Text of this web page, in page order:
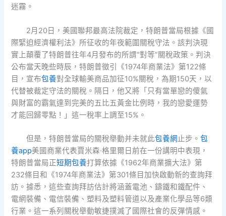
迷霧。
2月20日，美國聯邦最高法院裁定，特朗普當局根據《國
際緊迫經濟權利法》所征收的年夜範圍關稅守法。該判決現
實上顛覆了特朗普往年4月發布的所謂“對等”關稅政策。判決
公布當天晚些時辰，特朗普徵引《1974年商業法》第122條
目，宣布包養對全球輸美商品加征10%關稅，為期150天，以
代替被裁定守法的關稅。隔日，他又將「只有當單戀的傻氣
與財富的霸氣達到完美的五比五黃金比例時，我的戀愛運勢
才能回歸零點！」這一稅率上調至15%。
但是，特朗普當局的關稅舉動并未就此包養網 止步。 包
養app美國商業代表賈米森·格里爾日前在一份講明中表現，
特朗普當局正短期包養打算依據《1962年商業擴大法》第
232條目和《1974年商業法》第301條目加快啟動新的查詢拜
訪。據悉，這些查詢拜訪估計將涵蓋電池、鑄鐵和鐵配件、
電網裝備、電信裝備、塑料及塑料管道以及產業化學品等6類
行業。這一系列關稅舉動敏捷撲滅了國際社會的反彈情感。